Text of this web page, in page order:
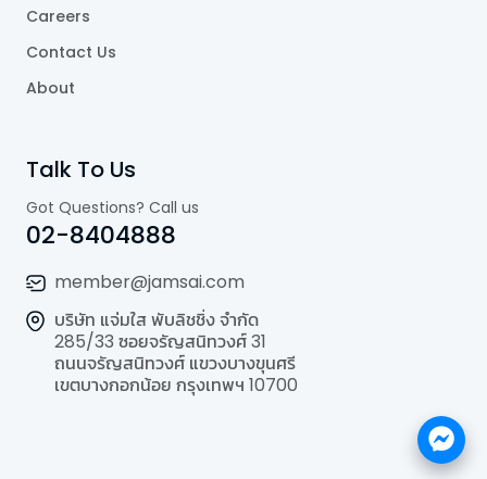
Careers
Contact Us
About
Talk To Us
Got Questions? Call us
02-8404888
member@jamsai.com
บริษัท แจ่มใส พับลิชชิ่ง จำกัด
285/33 ซอยจรัญสนิทวงศ์ 31
ถนนจรัญสนิทวงศ์ แขวงบางขุนศรี
เขตบางกอกน้อย กรุงเทพฯ 10700